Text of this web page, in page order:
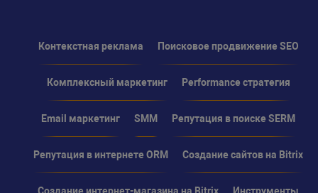
Контекстная реклама Поисковое продвижение SEO
Комплексный маркетинг Performance стратегия
Email маркетинг SMM Репутация в поиске SERM
Репутация в интернете ORM Создание сайтов на Bitrix
Создание интернет-магазина на Bitrix Инструменты